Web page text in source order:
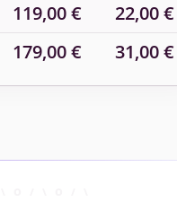
119,00 €
22,00 €
179,00 € 31,00 €